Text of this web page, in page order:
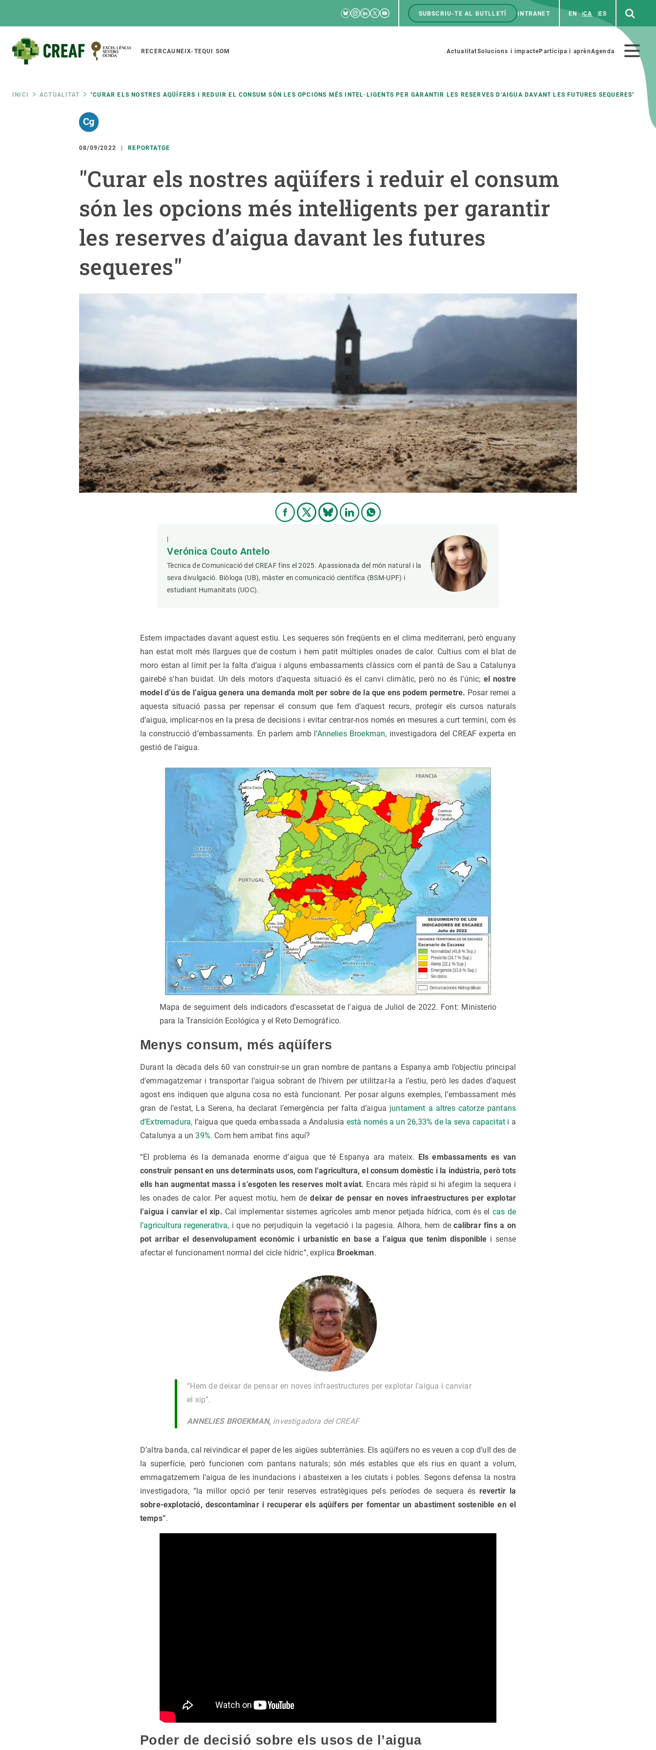
RRSS
Bluesky
Instagram
Linkedin
TwitterYoutube
Menú
SUBSCRIU-TE AL BUTLLETÍ INTRANET EN CA ES
Main
navigation
RECERCAUNEIX-TEQUI SOM
Menú
secundario
ActualitatSolucions i impacteParticipa i aprènAgenda
Fil
d'ariadna
INICI ACTUALITAT "CURAR ELS NOSTRES AQÜÍFERS I REDUIR EL CONSUM SÓN LES OPCIONS MÉS INTEL·LIGENTS PER GARANTIR LES RESERVES D’AIGUA DAVANT LES FUTURES SEQUERES"
08/09/2022 REPORTATGE
"Curar els nostres aqüífers i reduir el consum
són les opcions més intel·ligents per garantir
les reserves d’aigua davant les futures
sequeres"
Verónica Couto Antelo
Tècnica de Comunicació del CREAF fins el 2025. Apassionada del món natural i la
seva divulgació. Biòloga (UB), màster en comunicació científica (BSM-UPF) i
estudiant Humanitats (UOC).
Estem impactades davant aquest estiu. Les sequeres són freqüents en el clima mediterrani, però enguany
han estat molt més llargues que de costum i hem patit múltiples onades de calor. Cultius com el blat de
moro estan al límit per la falta d’aigua i alguns embassaments clàssics com el pantà de Sau a Catalunya
gairebé s'han buidat. Un dels motors d’aquesta situació és el canvi climàtic, però no és l’únic; el nostre
model d’ús de l’aigua genera una demanda molt per sobre de la que ens podem permetre. Posar remei a
aquesta situació passa per repensar el consum que fem d’aquest recurs, protegir els cursos naturals
d’aigua, implicar-nos en la presa de decisions i evitar centrar-nos només en mesures a curt termini, com és
la construcció d’embassaments. En parlem amb l’Annelies Broekman, investigadora del CREAF experta en
gestió de l’aigua.
Mapa de seguiment dels indicadors d'escassetat de l'aigua de Juliol de 2022. Font: Ministerio
para la Transición Ecológica y el Reto Demográfico.
Menys consum, més aqüífers
Durant la dècada dels 60 van construir-se un gran nombre de pantans a Espanya amb l’objectiu principal
d’emmagatzemar i transportar l’aigua sobrant de l’hivern per utilitzar-la a l’estiu, però les dades d’aquest
agost ens indiquen que alguna cosa no està funcionant. Per posar alguns exemples, l’embassament més
gran de l’estat, La Serena, ha declarat l’emergència per falta d’aigua juntament a altres catorze pantans
d’Extremadura, l’aigua que queda embassada a Andalusia està només a un 26,33% de la seva capacitat i a
Catalunya a un39%. Com hem arribat fins aquí?
“El problema és la demanada enorme d’aigua que té Espanya ara mateix. Els embassaments es van
construir pensant en uns determinats usos, com l’agricultura, el consum domèstic i la indústria, però tots
ells han augmentat massa i s’esgoten les reserves molt aviat. Encara més ràpid si hi afegim la sequera i
les onades de calor. Per aquest motiu, hem de deixar de pensar en noves infraestructures per explotar
l’aigua i canviar el xip. Cal implementar sistemes agrícoles amb menor petjada hídrica, com és el cas de
l’agricultura regenerativa, i que no perjudiquin la vegetació i la pagesia. Alhora, hem de calibrar fins a on
pot arribar el desenvolupament econòmic i urbanístic en base a l’aigua que tenim disponible i sense
afectar el funcionament normal del cicle hídric”, explica Broekman.
“Hem de deixar de pensar en noves infraestructures per explotar l’aigua i canviar
el xip”.
ANNELIES BROEKMAN, investigadora del CREAF
D’altra banda, cal reivindicar el paper de les aigües subterrànies. Els aqüífers no es veuen a cop d’ull des de
la superfície, però funcionen com pantans naturals; són més estables que els rius en quant a volum,
emmagatzemem l’aigua de les inundacions i abasteixen a les ciutats i pobles. Segons defensa la nostra
investigadora, “la millor opció per tenir reserves estratègiques pels períodes de sequera és revertir la
sobre-explotació, descontaminar i recuperar els aqüífers per fomentar un abastiment sostenible en el
temps”.
Poder de decisió sobre els usos de l’aigua
Featured
responsive
Responsive
menu
SOBRE NOSALTRES
Organització institucional
Oficina de premsa
Ciència oberta i gestió del coneixement
RECERCA
Biodiversitat
Funcionament dels ecosistemes
Observació de la terra
Temes transversals
Synthesis Actions
Solucions
Innovació
Política i gestió
Oportunitats acadèmiques
Demana la teva beca ERC
Programa de màsters i doctorat
Vine de visitant o sabàtic
Seminaris i activitats internes
T’oferim formació
Fes ciència amb nosaltres
COL·LABORA
Esdeveniments anteriors
Notícies